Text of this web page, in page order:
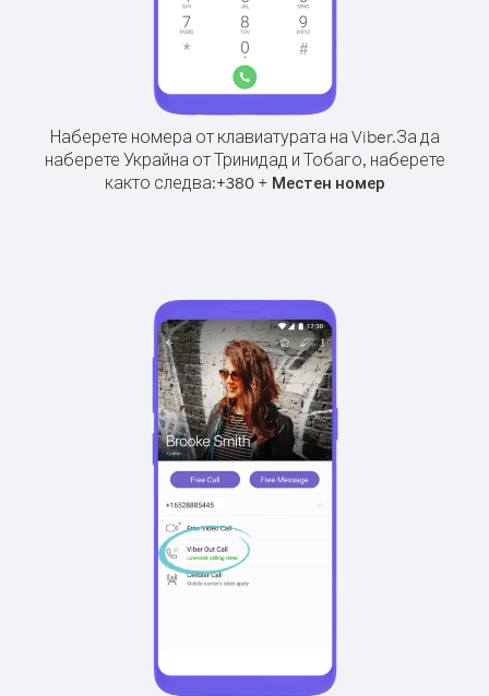
Наберете номера от клавиатурата на Viber.За да
наберете Украйна от Тринидад и Тобаго, наберете
както следва:+380+ Местен номер